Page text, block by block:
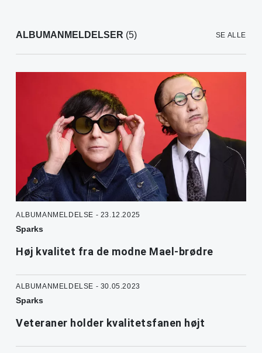
ALBUMANMELDELSER (5) SE ALLE
ALBUMANMELDELSE - 23.12.2025
Sparks
Høj kvalitet fra de modne Mael-brødre
ALBUMANMELDELSE - 30.05.2023
Sparks
Veteraner holder kvalitetsfanen højt